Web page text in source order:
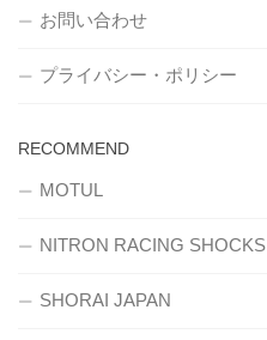
お問い合わせ
プライバシー・ポリシー
RECOMMEND
MOTUL
NITRON RACING SHOCKS
SHORAI JAPAN